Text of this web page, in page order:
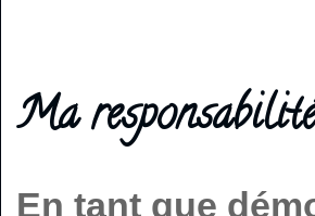
Ma
En tant que